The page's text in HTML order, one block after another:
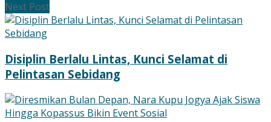
Next Post
Disiplin Berlalu Lintas, Kunci Selamat di
Pelintasan Sebidang